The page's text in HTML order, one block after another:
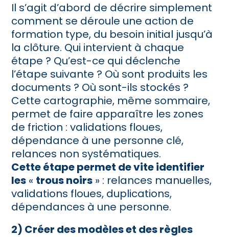
Il s’agit d’abord de décrire simplement
comment se déroule une action de
formation type, du besoin initial jusqu’à
la clôture. Qui intervient à chaque
étape ? Qu’est-ce qui déclenche
l’étape suivante ? Où sont produits les
documents ? Où sont-ils stockés ?
Cette cartographie, même sommaire,
permet de faire apparaître les zones
de friction : validations floues,
dépendance à une personne clé,
relances non systématiques.
Cette étape permet de vite identifier
les « trous noirs » : relances manuelles,
validations floues, duplications,
dépendances à une personne.
2) Créer des modèles et des règles